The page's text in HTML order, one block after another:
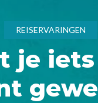
REISERVARINGEN
je